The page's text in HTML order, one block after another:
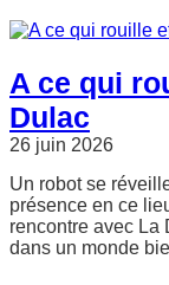
A ce qui
Dulac
26 juin 2026
Un robot se
présence en ce
rencontre avec La
dans un monde